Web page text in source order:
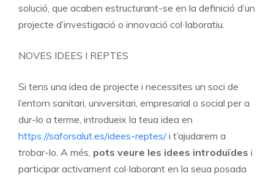
solució, que acaben estructurant-se en la definició d’un
projecte d’investigació o innovació col·laboratiu.
NOVES IDEES I REPTES
Si tens una idea de projecte i necessites un soci de
l’entorn sanitari, universitari, empresarial o social per a
dur-lo a terme, introdueix la teua idea en
https://saforsalut.es/idees-reptes/ i t’ajudarem a
trobar-lo. A més, pots veure les idees introduïdes i
participar activament col·laborant en la seua posada